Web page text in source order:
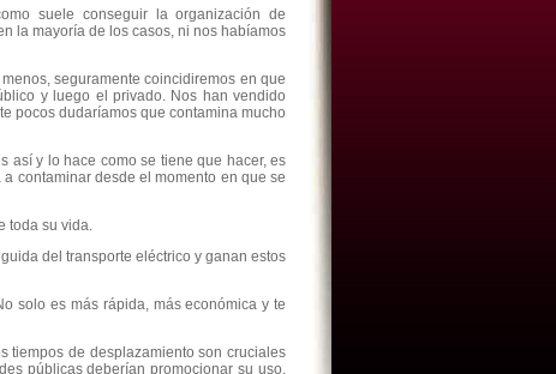
suele conseguir la organización de
la mayoría de los casos, ni nos habíamos
seguramente coincidiremos en que
y luego el privado. Nos han vendido
pocos dudaríamos que contamina mucho
así y lo hace como se tiene que hacer, es
contaminar desde el momento en que se
toda su vida.
del transporte eléctrico y ganan estos
solo es más rápida, más económica y te
tiempos de desplazamiento son cruciales
públicas deberían promocionar su uso,